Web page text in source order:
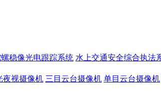
稳像光电跟踪系统 水上交通安全综合执法
夜视摄像机 三目云台摄像机 单目云台摄像机